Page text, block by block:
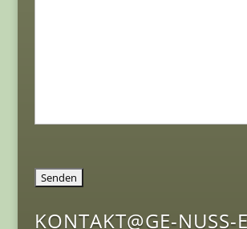
KONTAKT@GE-NUSS-